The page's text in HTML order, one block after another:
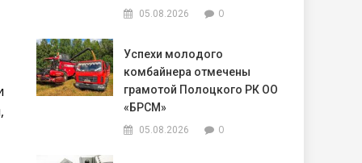
05.08.2026 0
Успехи молодого
комбайнера отмечены
грамотой Полоцкого РК ОО
«БРСМ»
05.08.2026 0